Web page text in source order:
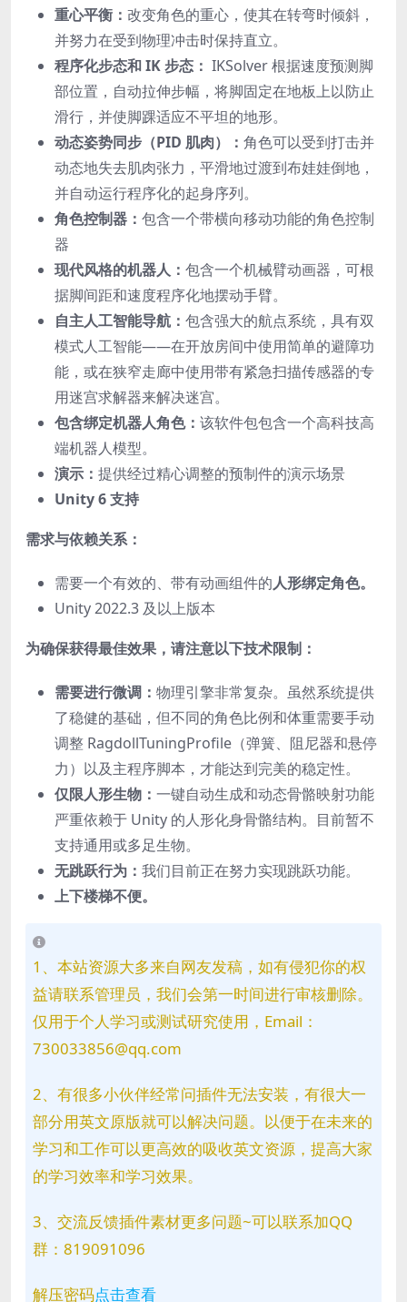
重心平衡： 改变角色的重心，使其在转弯时倾斜，
并努力在受到物理冲击时保持直立。
程序化步态和 IK 步态： IKSolver 根据速度预测脚
部位置，自动拉伸步幅，将脚固定在地板上以防止
滑行，并使脚踝适应不平坦的地形。
动态姿势同步（PID 肌肉）： 角色可以受到打击并
动态地失去肌肉张力，平滑地过渡到布娃娃倒地，
并自动运行程序化的起身序列。
角色控制器： 包含一个带横向移动功能的角色控制
器
现代风格的机器人： 包含一个机械臂动画器，可根
据脚间距和速度程序化地摆动手臂。
自主人工智能导航： 包含强大的航点系统，具有双
模式人工智能——在开放房间中使用简单的避障功
能，或在狭窄走廊中使用带有紧急扫描传感器的专
用迷宫求解器来解决迷宫。
包含绑定机器人角色： 该软件包包含一个高科技高
端机器人模型。
演示： 提供经过精心调整的预制件的演示场景
Unity 6 支持
需求与依赖关系：
需要一个有效的、带有动画组件的人形绑定角色。
Unity 2022.3 及以上版本
为确保获得最佳效果，请注意以下技术限制：
需要进行微调： 物理引擎非常复杂。虽然系统提供
了稳健的基础，但不同的角色比例和体重需要手动
调整 RagdollTuningProfile（弹簧、阻尼器和悬停
力）以及主程序脚本，才能达到完美的稳定性。
仅限人形生物： 一键自动生成和动态骨骼映射功能
严重依赖于 Unity 的人形化身骨骼结构。目前暂不
支持通用或多足生物。
无跳跃行为： 我们目前正在努力实现跳跃功能。
上下楼梯不便。
1、本站资源大多来自网友发稿，如有侵犯你的权
益请联系管理员，我们会第一时间进行审核删除。
仅用于个人学习或测试研究使用，Email：
730033856@qq.com
2、有很多小伙伴经常问插件无法安装，有很大一
部分用英文原版就可以解决问题。以便于在未来的
学习和工作可以更高效的吸收英文资源，提高大家
的学习效率和学习效果。
3、交流反馈插件素材更多问题~可以联系加QQ
群：819091096
解压密码点击查看